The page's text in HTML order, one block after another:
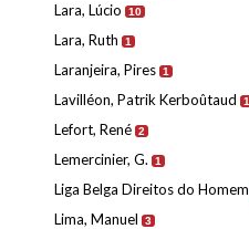
Lara, Lúcio 10
Lara, Ruth 1
Laranjeira, Pires 1
Lavilléon, Patrik Kerboûtaud 1
Lefort, René 2
Lemercinier, G. 1
Liga Belga Direitos do Homem
Lima, Manuel 3